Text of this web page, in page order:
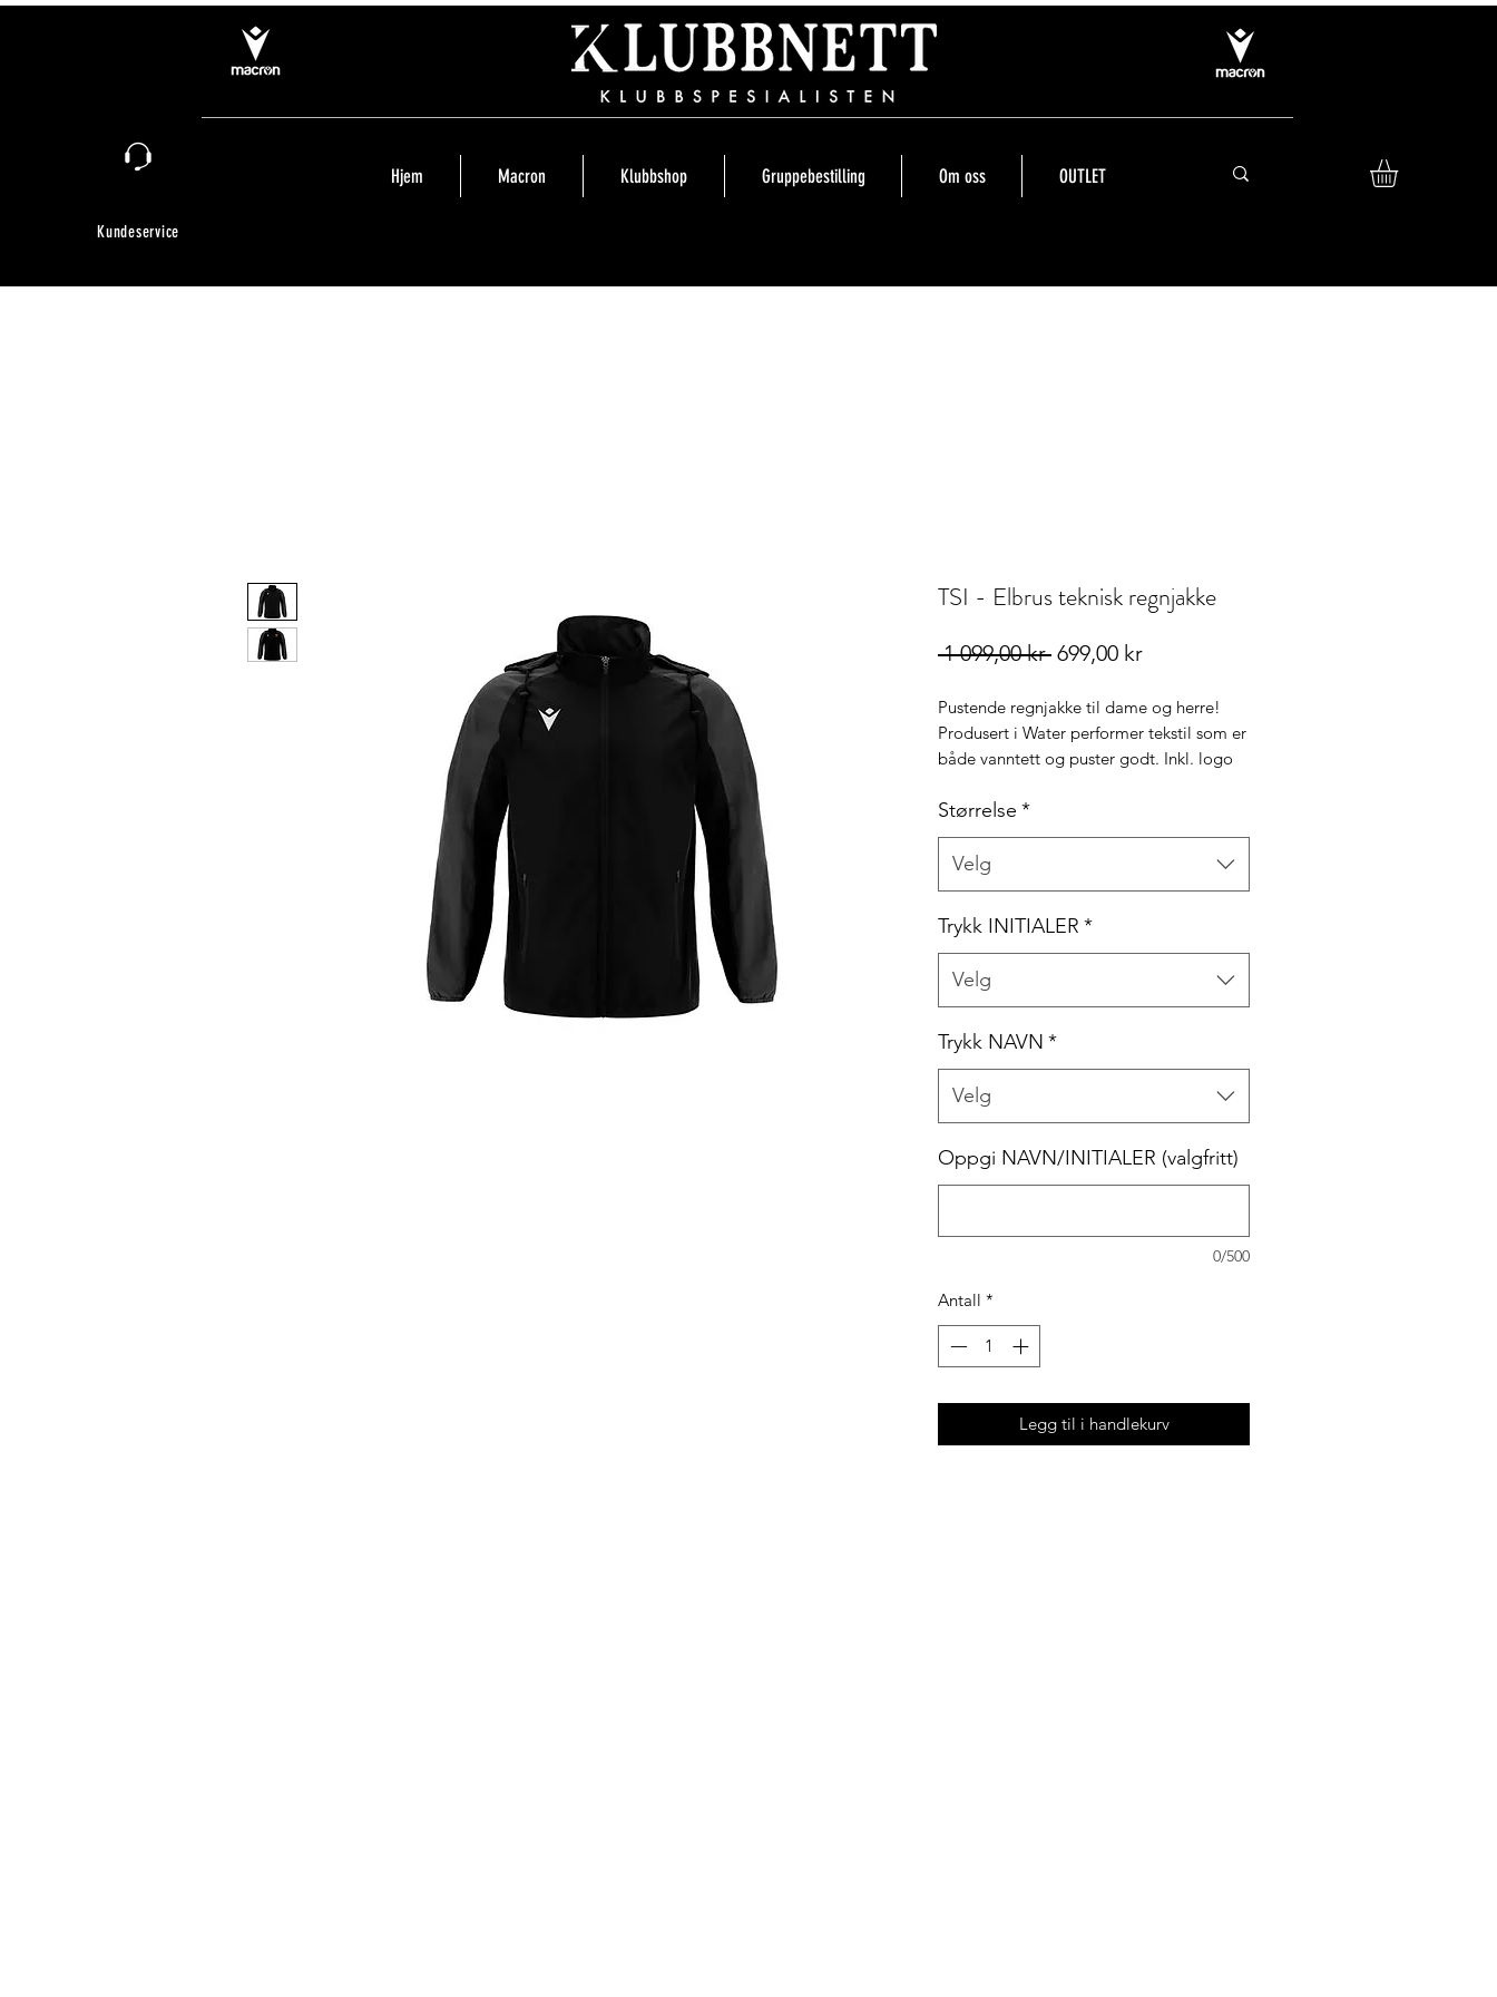
Hjem Macron Klubbshop Gruppebestilling Om oss OUTLET
Kundeservice
TSI - Elbrus teknisk regnjakke
1 099,00 kr Vanlig
699,00 krSalgspris
Pustende regnjakke til dame og herre!
Produsert i Water performer tekstil som er
både vanntett og puster godt. Inkl. logo
Størrelse *
Velg
Trykk INITIALER *
Velg
Trykk NAVN *
Velg
Oppgi NAVN/INITIALER (valgfritt)
0/500
Antall *
Legg til i handlekurv